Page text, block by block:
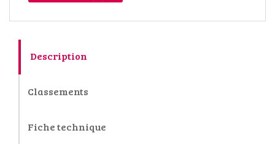
Description
Classements
Fiche technique